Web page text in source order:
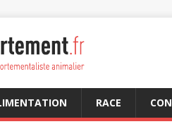
RACE